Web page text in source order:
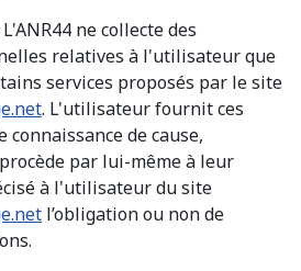
ne collecte des
relatives à l'utilisateur que
services proposés par le site
. L'utilisateur fournit ces
de cause,
par lui-même à leur
à l'utilisateur du site
l’obligation ou non de